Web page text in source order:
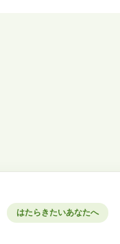
はたらきたいあなたへ